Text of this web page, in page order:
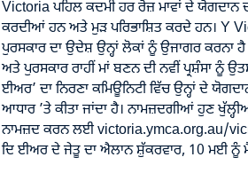
Victoria ਪਹਿਲ ਕਦਮੀ ਹਰ ਰੋਜ਼ ਮਾਵਾਂ ਦੇ ਯੋਗਦਾਨ
ਕਰਦੀਆਂ ਹਨ ਅਤੇ ਮੁੜ ਪਰਿਭਾਸ਼ਿਤ ਕਰਦੇ ਹਨ। Y
ਪੁਰਸਕਾਰ ਦਾ ਉਦੇਸ਼ ਉਨ੍ਹਾਂ ਲੋਕਾਂ ਨੂੰ ਉਜਾਗਰ ਕਰਨਾ
ਅਤੇ ਪੁਰਸਕਾਰ ਰਾਹੀਂ ਮਾਂ ਬਣਨ ਦੀ ਨਵੀਂ ਪ੍ਰਸ਼ੰਸਾ ਨੂੰ
ਈਅਰ’ ਦਾ ਨਿਰਣਾ ਕਮਿਊਨਿਟੀ ਵਿੱਚ ਉਨ੍ਹਾਂ ਦੇ
ਆਧਾਰ ’ਤੇ ਕੀਤਾ ਜਾਂਦਾ ਹੈ। ਨਾਮਜ਼ਦਗੀਆਂ ਹੁਣ
ਨਾਮਜ਼ਦ ਕਰਨ ਲਈ victoria.ymca.org.au/
ਦਿ ਈਅਰ ਦੇ ਜੇਤੂ ਦਾ ਐਲਾਨ ਸ਼ੁੱਕਰਵਾਰ, 10 ਮਈ ਨੂੰ